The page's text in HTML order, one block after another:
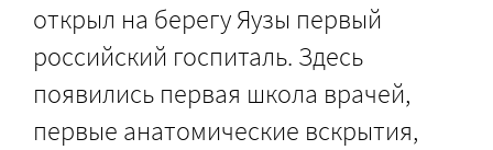
открыл на берегу Яузы первый
российский госпиталь. Здесь
появились первая школа врачей,
первые анатомические вскрытия,